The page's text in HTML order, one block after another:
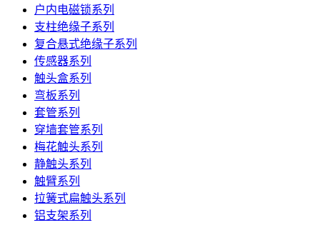
户内电磁锁系列
支柱绝缘子系列
复合悬式绝缘子系列
传感器系列
触头盒系列
弯板系列
套管系列
穿墙套管系列
梅花触头系列
静触头系列
触臂系列
拉簧式扁触头系列
铝支架系列